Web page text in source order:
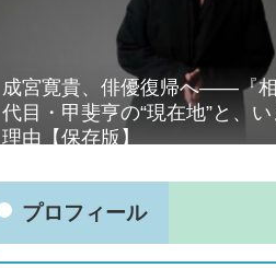
成宮寛貴、俳優復帰へ——『
代目・甲斐亨の“現在地”と、
理由【保存版】
プロフィール